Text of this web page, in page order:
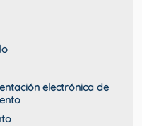
electrónica de